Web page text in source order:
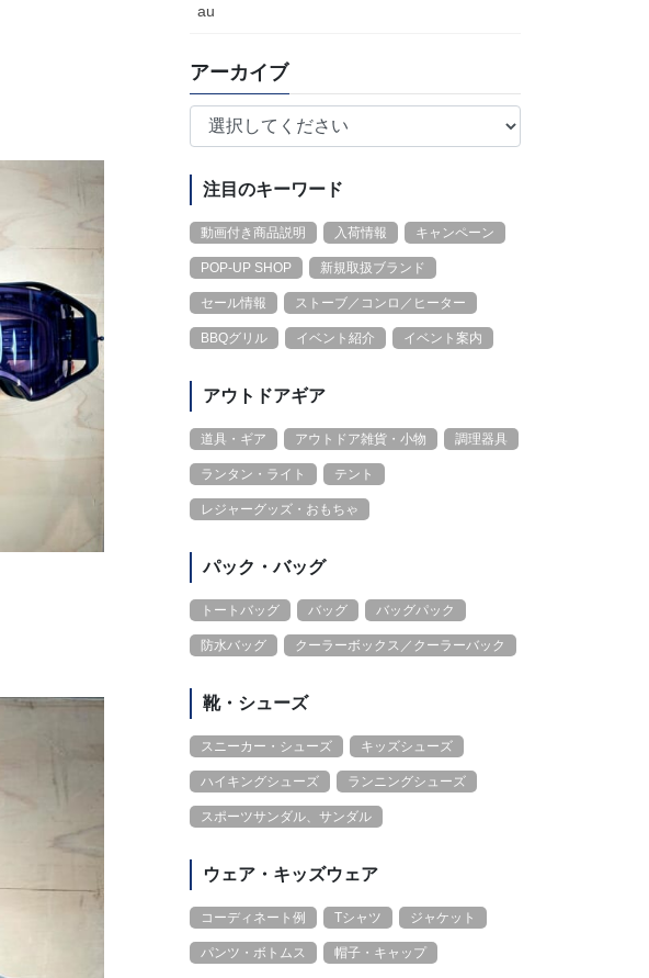
au
アーカイブ
注目のキーワード
動画付き商品説明 入荷情報 キャンペーン
POP-UP SHOP 新規取扱ブランド
セール情報 ストーブ／コンロ／ヒーター
BBQグリル イベント紹介 イベント案内
アウトドアギア
道具・ギア アウトドア雑貨・小物 調理器具
ランタン・ライト テント
レジャーグッズ・おもちゃ
パック・バッグ
トートバッグ バッグ バッグパック
防水バッグ クーラーボックス／クーラーバック
靴・シューズ
スニーカー・シューズ キッズシューズ
ハイキングシューズ ランニングシューズ
スポーツサンダル、サンダル
ウェア・キッズウェア
コーディネート例 Tシャツ ジャケット
パンツ・ボトムス 帽子・キャップ